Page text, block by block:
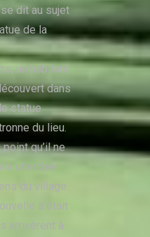
dit au sujet
de la
un habitant
dans
statue
du lieu.
qu’il ne
chercher
du village.
s’était
arrivèrent à